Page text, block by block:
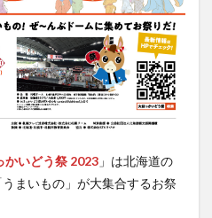
かいどう祭 2023 」は北海道の
うまいもの」が大集合するお祭